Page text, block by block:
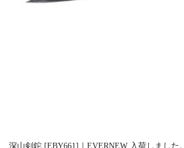
深山剣鉈 [EBY661]｜EVERNEW 入荷しました。